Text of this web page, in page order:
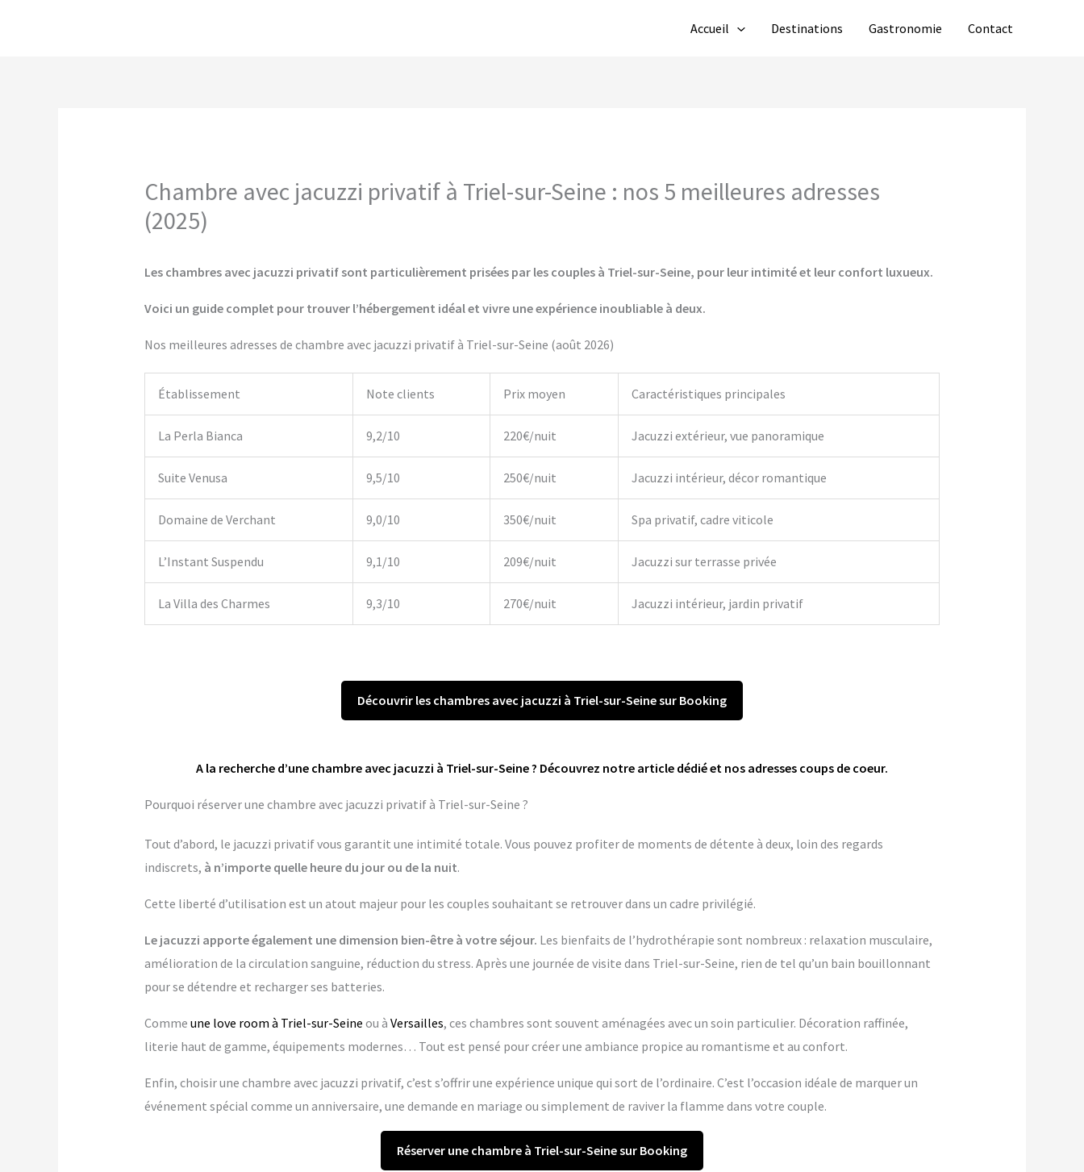
Accueil Destinations Gastronomie Contact
Chambre avec jacuzzi privatif à Triel-sur-Seine : nos 5 meilleures adresses
(2025)
Les chambres avec jacuzzi privatif sont particulièrement prisées par les couples à Triel-sur-Seine, pour leur intimité et leur confort luxueux.
Voici un guide complet pour trouver l’hébergement idéal et vivre une expérience inoubliable à deux.
Nos meilleures adresses de chambre avec jacuzzi privatif à Triel-sur-Seine (août 2026)
Établissement Note clients Prix moyen Caractéristiques principales
La Perla Bianca 9,2/10 220€/nuit Jacuzzi extérieur, vue panoramique
Suite Venusa 9,5/10 250€/nuit Jacuzzi intérieur, décor romantique
Domaine de Verchant 9,0/10 350€/nuit Spa privatif, cadre viticole
L’Instant Suspendu 9,1/10 209€/nuit Jacuzzi sur terrasse privée
La Villa des Charmes 9,3/10 270€/nuit Jacuzzi intérieur, jardin privatif
Découvrir les chambres avec jacuzzi à Triel-sur-Seine sur Booking
A la recherche d’une chambre avec jacuzzi à Triel-sur-Seine ? Découvrez notre article dédié et nos adresses coups de coeur.
Pourquoi réserver une chambre avec jacuzzi privatif à Triel-sur-Seine ?
Tout d’abord, le jacuzzi privatif vous garantit une intimité totale. Vous pouvez profiter de moments de détente à deux, loin des regards
indiscrets, à n’importe quelle heure du jour ou de la nuit.
Cette liberté d’utilisation est un atout majeur pour les couples souhaitant se retrouver dans un cadre privilégié.
Le jacuzzi apporte également une dimension bien-être à votre séjour. Les bienfaits de l’hydrothérapie sont nombreux : relaxation musculaire,
amélioration de la circulation sanguine, réduction du stress. Après une journée de visite dans Triel-sur-Seine, rien de tel qu’un bain bouillonnant
pour se détendre et recharger ses batteries.
Comme une love room à Triel-sur-Seine ou à Versailles, ces chambres sont souvent aménagées avec un soin particulier. Décoration raffinée,
literie haut de gamme, équipements modernes… Tout est pensé pour créer une ambiance propice au romantisme et au confort.
Enfin, choisir une chambre avec jacuzzi privatif, c’est s’offrir une expérience unique qui sort de l’ordinaire. C’est l’occasion idéale de marquer un
événement spécial comme un anniversaire, une demande en mariage ou simplement de raviver la flamme dans votre couple.
Réserver une chambre à Triel-sur-Seine sur Booking